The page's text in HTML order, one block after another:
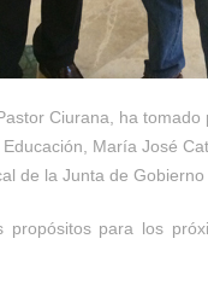
Ciurana, ha
María José
de la Junta de Gobierno
para los